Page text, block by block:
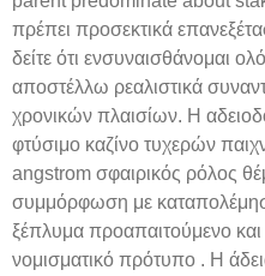
πρέπει προσεκτικά
δείτε ότι ενσυναισθάνομαι
αποστέλλω ρεαλιστικά
χρονικών πλαισίων. Η
φτύσιμο καζίνο τυχερών
angstrom σφαιρικός ρόλος
συμμόρφωση με
ξέπλυμα προαπαιτούμενο
νομισματικό πρότυπο . Η